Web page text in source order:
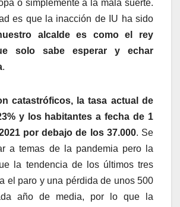
o simplemente a la mala suerte.
es que la inacción de IU ha sido
alcalde es como el rey
solo sabe esperar y echar
.
catastróficos, la tasa actual de
y los habitantes a fecha de 1
por debajo de los 37.000. Se
a temas de la pandemia pero la
la tendencia de los últimos tres
el paro y una pérdida de unos 500
año de media, por lo que la